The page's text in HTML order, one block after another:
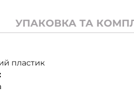
УПАКОВКА ТА
пластик